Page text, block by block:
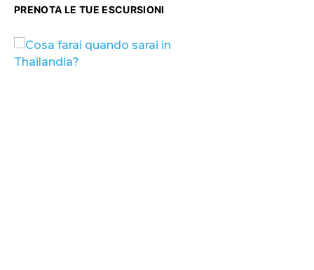
PRENOTA LE TUE ESCURSIONI